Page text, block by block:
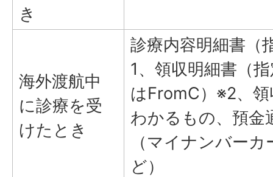
き
海外渡航中
に診療を受
けたとき
診療内容明細書（
1、領収明細書（
はFromC）※2、
わかるもの、預金
（マイナンバー
ど）